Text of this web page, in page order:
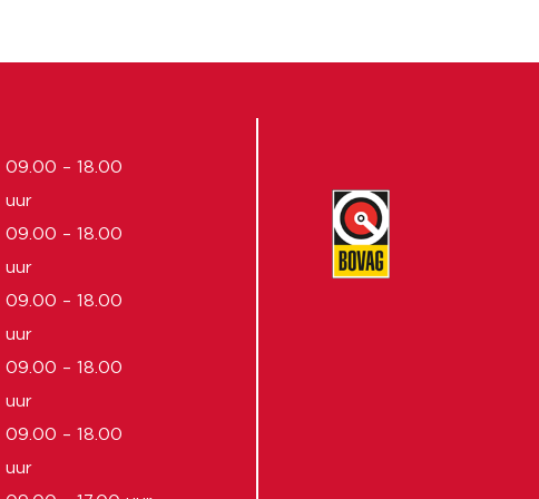
09.00 – 18.00
uur
09.00 – 18.00
uur
09.00 – 18.00
uur
09.00 – 18.00
uur
09.00 – 18.00
uur